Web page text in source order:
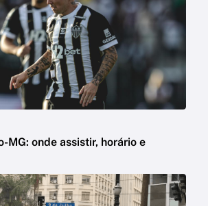
MG: onde assistir, horário e